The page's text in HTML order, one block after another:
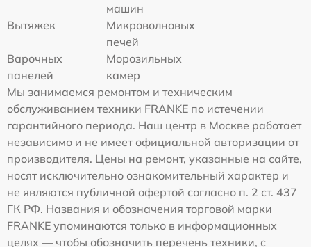
машин
Вытяжек
Микроволновых
печей
Варочных
панелей
Морозильных
камер
Мы занимаемся ремонтом и техническим
обслуживанием техники FRANKE по истечении
гарантийного периода. Наш центр в Москве работает
независимо и не имеет официальной авторизации от
производителя. Цены на ремонт, указанные на сайте,
носят исключительно ознакомительный характер и
не являются публичной офертой согласно п. 2 ст. 437
ГК РФ. Названия и обозначения торговой марки
FRANKE упоминаются только в информационных
целях — чтобы обозначить перечень техники, с